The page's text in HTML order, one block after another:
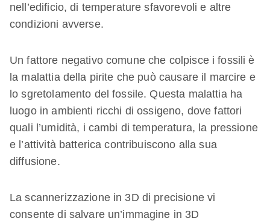
nell’edificio, di temperature sfavorevoli e altre
condizioni avverse.
Un fattore negativo comune che colpisce i fossili è
la malattia della pirite che può causare il marcire e
lo sgretolamento del fossile. Questa malattia ha
luogo in ambienti ricchi di ossigeno, dove fattori
quali l’umidità, i cambi di temperatura, la pressione
e l’attività batterica contribuiscono alla sua
diffusione.
La scannerizzazione in 3D di precisione vi
consente di salvare un’immagine in 3D